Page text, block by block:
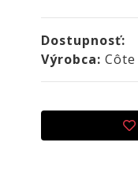
Dostupnosť:
Výrobca: